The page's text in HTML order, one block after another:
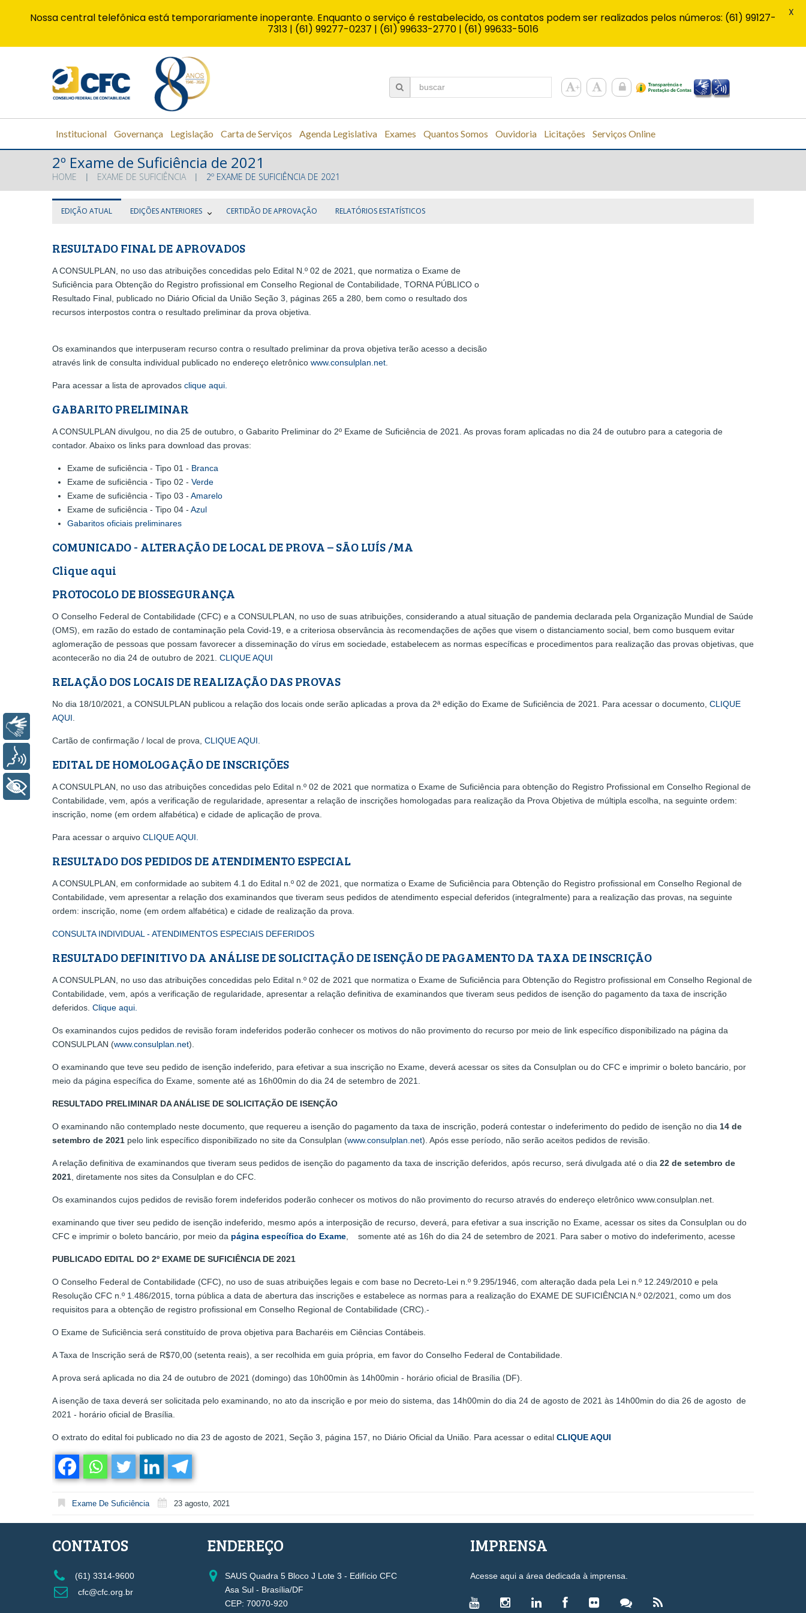
Institucional Governança Legislação Carta de Serviços Agenda Legislativa Exames Quantos Somos Ouvidoria Licitações Serviços Online
2º Exame de Suficiência de 2021
HOME EXAME DE SUFICIÊNCIA 2º EXAME DE SUFICIÊNCIA DE 2021
EDIÇÃO ATUAL EDIÇÕES ANTERIORES CERTIDÃO DE APROVAÇÃO RELATÓRIOS ESTATÍSTICOS
RESULTADO FINAL DE APROVADOS
A CONSULPLAN, no uso das atribuições concedidas pelo Edital N.º 02 de 2021, que normatiza o Exame de
Suficiência para Obtenção do Registro profissional em Conselho Regional de Contabilidade, TORNA PÚBLICO o
Resultado Final, publicado no Diário Oficial da União Seção 3, páginas 265 a 280, bem como o resultado dos
recursos interpostos contra o resultado preliminar da prova objetiva.
Os examinandos que interpuseram recurso contra o resultado preliminar da prova objetiva terão acesso a decisão
através link de consulta individual publicado no endereço eletrônico www.consulplan.net.
Para acessar a lista de aprovados clique aqui.
GABARITO PRELIMINAR
A CONSULPLAN divulgou, no dia 25 de outubro, o Gabarito Preliminar do 2º Exame de Suficiência de 2021. As provas foram aplicadas no dia 24 de outubro para a categoria de
contador. Abaixo os links para download das provas:
Exame de suficiência - Tipo 01 - Branca
Exame de suficiência - Tipo 02 - Verde
Exame de suficiência - Tipo 03 - Amarelo
Exame de suficiência - Tipo 04 - Azul
Gabaritos oficiais preliminares
COMUNICADO - ALTERAÇÃO DE LOCAL DE PROVA – SÃO LUÍS /MA
Clique aqui
PROTOCOLO DE BIOSSEGURANÇA
O Conselho Federal de Contabilidade (CFC) e a CONSULPLAN, no uso de suas atribuições, considerando a atual situação de pandemia declarada pela Organização Mundial de Saúde
(OMS), em razão do estado de contaminação pela Covid-19, e a criteriosa observância às recomendações de ações que visem o distanciamento social, bem como busquem evitar
aglomeração de pessoas que possam favorecer a disseminação do vírus em sociedade, estabelecem as normas específicas e procedimentos para realização das provas objetivas, que
acontecerão no dia 24 de outubro de 2021. CLIQUE AQUI
RELAÇÃO DOS LOCAIS DE REALIZAÇÃO DAS PROVAS
No dia 18/10/2021, a CONSULPLAN publicou a relação dos locais onde serão aplicadas a prova da 2ª edição do Exame de Suficiência de 2021. Para acessar o documento, CLIQUE
AQUI.
Cartão de confirmação / local de prova, CLIQUE AQUI.
EDITAL DE HOMOLOGAÇÃO DE INSCRIÇÕES
A CONSULPLAN, no uso das atribuições concedidas pelo Edital n.º 02 de 2021 que normatiza o Exame de Suficiência para obtenção do Registro Profissional em Conselho Regional de
Contabilidade, vem, após a verificação de regularidade, apresentar a relação de inscrições homologadas para realização da Prova Objetiva de múltipla escolha, na seguinte ordem:
inscrição, nome (em ordem alfabética) e cidade de aplicação de prova.
Para acessar o arquivo CLIQUE AQUI.
RESULTADO DOS PEDIDOS DE ATENDIMENTO ESPECIAL
A CONSULPLAN, em conformidade ao subitem 4.1 do Edital n.º 02 de 2021, que normatiza o Exame de Suficiência para Obtenção do Registro profissional em Conselho Regional de
Contabilidade, vem apresentar a relação dos examinandos que tiveram seus pedidos de atendimento especial deferidos (integralmente) para a realização das provas, na seguinte
ordem: inscrição, nome (em ordem alfabética) e cidade de realização da prova.
CONSULTA INDIVIDUAL - ATENDIMENTOS ESPECIAIS DEFERIDOS
RESULTADO DEFINITIVO DA ANÁLISE DE SOLICITAÇÃO DE ISENÇÃO DE PAGAMENTO DA TAXA DE INSCRIÇÃO
A CONSULPLAN, no uso das atribuições concedidas pelo Edital n.º 02 de 2021 que normatiza o Exame de Suficiência para Obtenção do Registro profissional em Conselho Regional de
Contabilidade, vem, após a verificação de regularidade, apresentar a relação definitiva de examinandos que tiveram seus pedidos de isenção do pagamento da taxa de inscrição
deferidos. Clique aqui.
Os examinandos cujos pedidos de revisão foram indeferidos poderão conhecer os motivos do não provimento do recurso por meio de link específico disponibilizado na página da
CONSULPLAN (www.consulplan.net).
O examinando que teve seu pedido de isenção indeferido, para efetivar a sua inscrição no Exame, deverá acessar os sites da Consulplan ou do CFC e imprimir o boleto bancário, por
meio da página específica do Exame, somente até as 16h00min do dia 24 de setembro de 2021.
RESULTADO PRELIMINAR DA ANÁLISE DE SOLICITAÇÃO DE ISENÇÃO
O examinando não contemplado neste documento, que requereu a isenção do pagamento da taxa de inscrição, poderá contestar o indeferimento do pedido de isenção no dia 14 de
setembro de 2021 pelo link específico disponibilizado no site da Consulplan (www.consulplan.net). Após esse período, não serão aceitos pedidos de revisão.
A relação definitiva de examinandos que tiveram seus pedidos de isenção do pagamento da taxa de inscrição deferidos, após recurso, será divulgada até o dia 22 de setembro de
2021, diretamente nos sites da Consulplan e do CFC.
Os examinandos cujos pedidos de revisão forem indeferidos poderão conhecer os motivos do não provimento do recurso através do endereço eletrônico www.consulplan.net.
examinando que tiver seu pedido de isenção indeferido, mesmo após a interposição de recurso, deverá, para efetivar a sua inscrição no Exame, acessar os sites da Consulplan ou do
CFC e imprimir o boleto bancário, por meio da página específica do Exame, somente até as 16h do dia 24 de setembro de 2021. Para saber o motivo do indeferimento, acesse
PUBLICADO EDITAL DO 2º EXAME DE SUFICIÊNCIA DE 2021
O Conselho Federal de Contabilidade (CFC), no uso de suas atribuições legais e com base no Decreto-Lei n.º 9.295/1946, com alteração dada pela Lei n.º 12.249/2010 e pela
Resolução CFC n.º 1.486/2015, torna pública a data de abertura das inscrições e estabelece as normas para a realização do EXAME DE SUFICIÊNCIA N.º 02/2021, como um dos
requisitos para a obtenção de registro profissional em Conselho Regional de Contabilidade (CRC).-
O Exame de Suficiência será constituído de prova objetiva para Bacharéis em Ciências Contábeis.
A Taxa de Inscrição será de R$70,00 (setenta reais), a ser recolhida em guia própria, em favor do Conselho Federal de Contabilidade.
A prova será aplicada no dia 24 de outubro de 2021 (domingo) das 10h00min às 14h00min - horário oficial de Brasília (DF).
A isenção de taxa deverá ser solicitada pelo examinando, no ato da inscrição e por meio do sistema, das 14h00min do dia 24 de agosto de 2021 às 14h00min do dia 26 de agosto de
2021 - horário oficial de Brasília.
O extrato do edital foi publicado no dia 23 de agosto de 2021, Seção 3, página 157, no Diário Oficial da União. Para acessar o edital CLIQUE AQUI
Exame De Suficiência 23 agosto, 2021
CONTATOS
(61) 3314-9600
cfc@cfc.org.br
ENDEREÇO
SAUS Quadra 5 Bloco J Lote 3 - Edifício CFC
Asa Sul - Brasília/DF
CEP: 70070-920
IMPRENSA
Acesse aqui a área dedicada à imprensa.
Nossa central telefônica está temporariamente inoperante. Enquanto o serviço é restabelecido, os contatos podem ser realizados pelos números: (61) 99127-
7313 | (61) 99277-0237 | (61) 99633-2770 | (61) 99633-5016
X
+ Acessibilidade